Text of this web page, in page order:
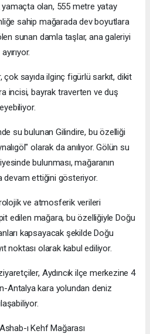
olan, 555 metre yatay
sahip mağarada dev boyutlara
sunan damla taşlar, ana galeriyi
sayıda ilginç figürlü sarkıt, dikit
incisi, bayrak traverten ve duş
su bulunan Gilindire, bu özelliği
olarak da anılıyor. Gölün su
bulunması, mağaranın
devam ettiğini gösteriyor.
ve atmosferik verileri
edilen mağara, bu özelliğiyle Doğu
kapsayacak şekilde Doğu
noktası olarak kabul ediliyor.
Aydıncık ilçe merkezine 4
Antalya kara yolundan deniz
ı Kehf Mağarası